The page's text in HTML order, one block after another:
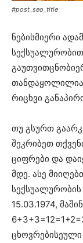
#post_seo_title
ნებისმიერი
სექსუალურობით
თანდაყოლილია
რიცხვი
თუ გსურთ
შეკრიბეთ
ციფრები და
მდე. ასე
15.03.1974,